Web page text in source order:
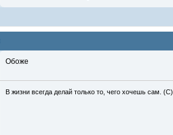
Обоже
В жизни всегда делай только то, чего хочешь сам. (С)